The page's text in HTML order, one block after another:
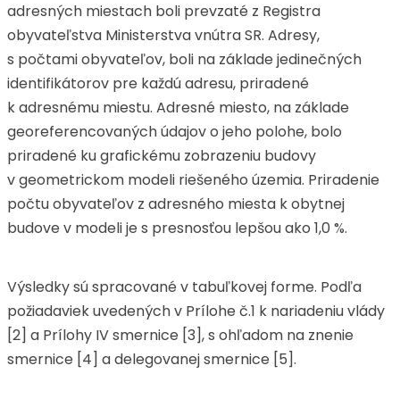
adresných miestach boli prevzaté z Registra
obyvateľstva Ministerstva vnútra SR. Adresy,
s počtami obyvateľov, boli na základe jedinečných
identifikátorov pre každú adresu, priradené
k adresnému miestu. Adresné miesto, na základe
georeferencovaných údajov o jeho polohe, bolo
priradené ku grafickému zobrazeniu budovy
v geometrickom modeli riešeného územia. Priradenie
počtu obyvateľov z adresného miesta k obytnej
budove v modeli je s presnosťou lepšou ako 1,0 %.
Výsledky sú spracované v tabuľkovej forme. Podľa
požiadaviek uvedených v Prílohe č.1 k nariadeniu vlády
[2] a Prílohy IV smernice [3], s ohľadom na znenie
smernice [4] a delegovanej smernice [5].